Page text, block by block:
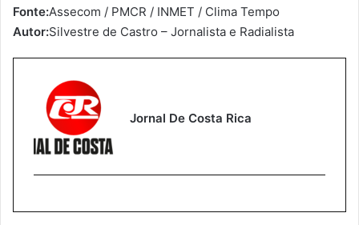
Fonte:Assecom / PMCR / INMET / Clima Tempo
Autor:Silvestre de Castro – Jornalista e Radialista
Jornal De Costa Rica